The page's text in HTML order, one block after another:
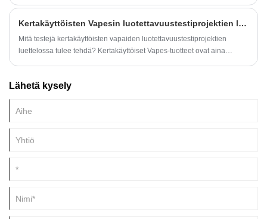
Kertakäyttöisten Vapesin luotettavuustestiprojektien luettelo
Mitä testejä kertakäyttöisten vapaiden luotettavuustestiprojektien
luettelossa tulee tehdä? Kertakäyttöiset Vapes-tuotteet ovat aina
testata yksitellen kaikissa raaka-aineiden valinnassa, lisäaineiden
makukokemuksen korjaamiseksi.
Lähetä kysely